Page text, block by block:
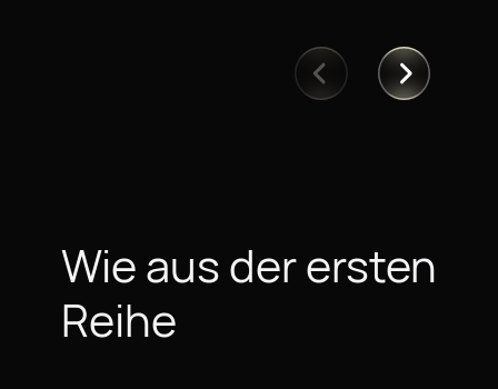
Wie aus der ersten
Reihe